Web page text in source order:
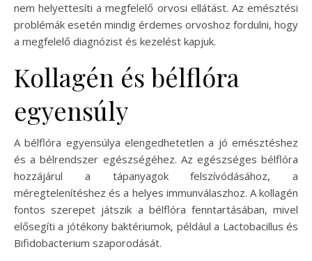
nem helyettesíti a megfelelő orvosi ellátást. Az emésztési
problémák esetén mindig érdemes orvoshoz fordulni, hogy
a megfelelő diagnózist és kezelést kapjuk.
Kollagén és bélflóra
egyensúly
A bélflóra egyensúlya elengedhetetlen a jó emésztéshez
és a bélrendszer egészségéhez. Az egészséges bélflóra
hozzájárul a tápanyagok felszívódásához, a
méregtelenítéshez és a helyes immunválaszhoz. A kollagén
fontos szerepet játszik a bélflóra fenntartásában, mivel
elősegíti a jótékony baktériumok, például a Lactobacillus és
Bifidobacterium szaporodását.